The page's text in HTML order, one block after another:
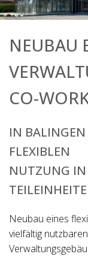
NEUBAU
CO-
IN BALINGEN
FLEXIBLEN
NUTZUNG IN
Neubau eines
vielfältig nutzbaren